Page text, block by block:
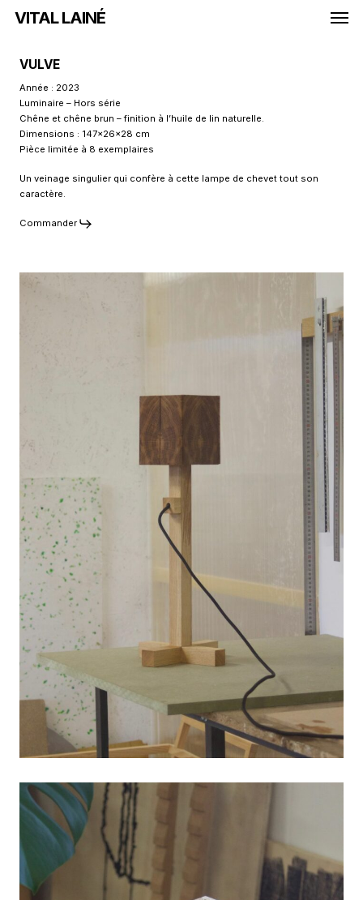
content
VITAL LAINÉ
VULVE
Année : 2023
Luminaire – Hors série
Chêne et chêne brun – finition à l’huile de lin naturelle.
Dimensions : 147x26x28 cm
Pièce limitée à 8 exemplaires
Un veinage singulier qui confère à cette lampe de chevet tout son
caractère.
Commander